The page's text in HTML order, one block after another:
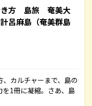
き方 島旅 奄美大
麻島（奄美群島
カルチャーまで、島の
1冊に凝縮。さあ、島